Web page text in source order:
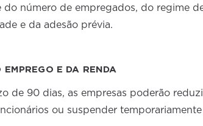
número de empregados, do regime
e da adesão prévia.
E DA RENDA
de 90 dias, as empresas poderão
ou suspender temporariamente